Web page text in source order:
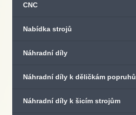
CNC
Nabídka strojů
Náhradní díly
Náhradní díly k děličkám popruhů
Náhradní díly k šicím strojům